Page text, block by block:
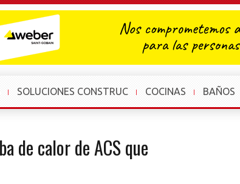
SOLUCIONES CONSTRUC COCINAS BAÑOS
de calor de ACS que